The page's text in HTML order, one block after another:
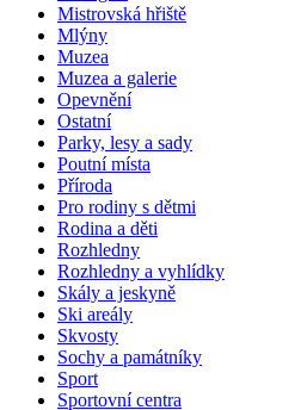
Mistrovská hřiště
Mlýny
Muzea
Muzea a galerie
Opevnění
Ostatní
Parky, lesy a sady
Poutní místa
Příroda
Pro rodiny s dětmi
Rodina a děti
Rozhledny
Rozhledny a vyhlídky
Skály a jeskyně
Ski areály
Skvosty
Sochy a památníky
Sport
Sportovní centra